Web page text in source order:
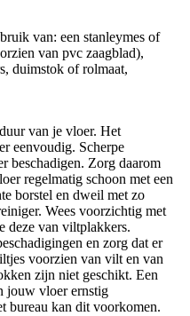
van: een stanleymes of
van pvc zaagblad),
duimstok of rolmaat,
van je vloer. Het
eenvoudig. Scherpe
beschadigen. Zorg daarom
regelmatig schoon met een
borstel en dweil met zo
Wees voorzichtig met
deze van viltplakkers.
en zorg dat er
voorzien van vilt en van
zijn niet geschikt. Een
jouw vloer ernstig
bureau kan dit voorkomen.